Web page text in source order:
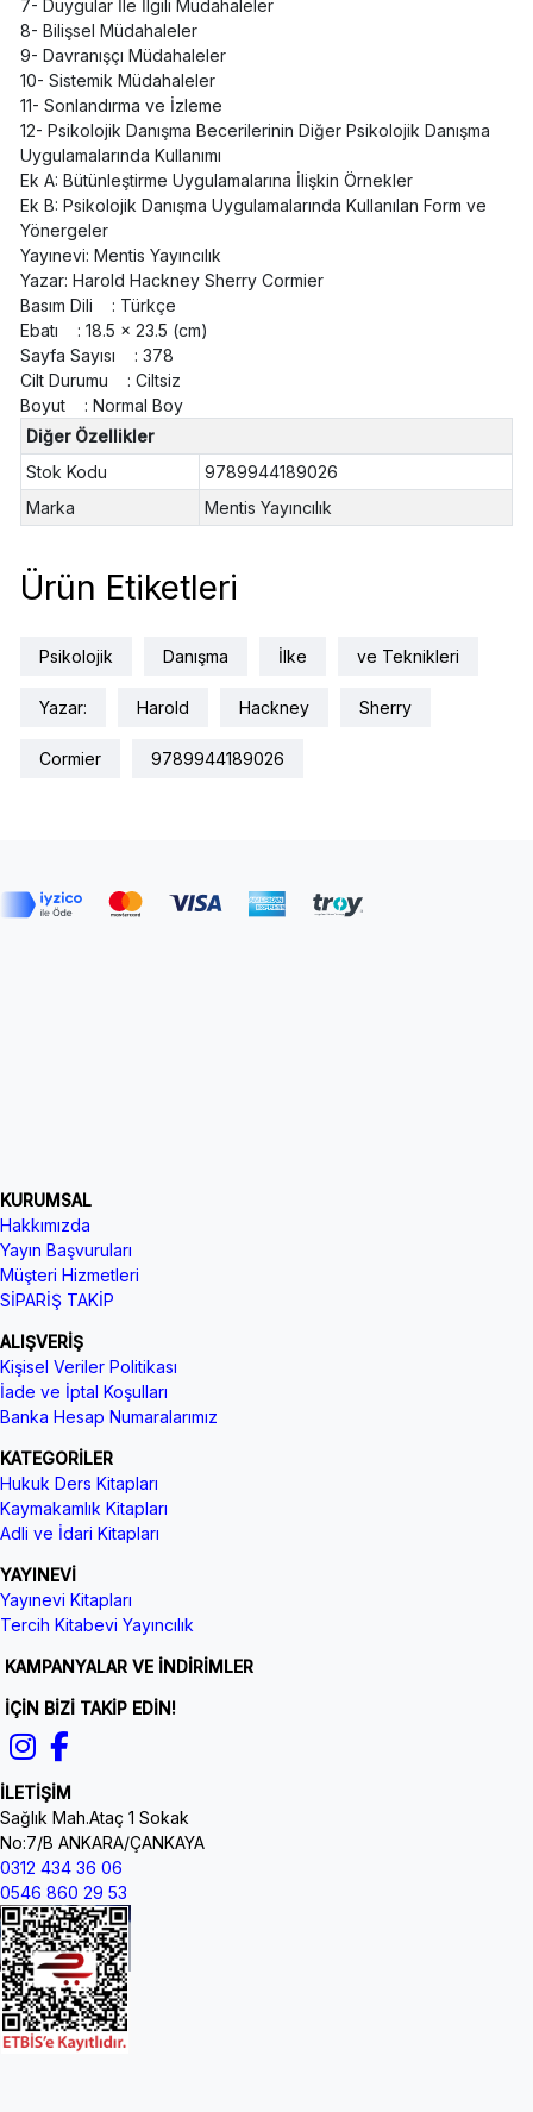
7- Duygular İle İlgili Müdahaleler
8- Bilişsel Müdahaleler
9- Davranışçı Müdahaleler
10- Sistemik Müdahaleler
11- Sonlandırma ve İzleme
12- Psikolojik Danışma Becerilerinin Diğer Psikolojik Danışma
Uygulamalarında Kullanımı
Ek A: Bütünleştirme Uygulamalarına İlişkin Örnekler
Ek B: Psikolojik Danışma Uygulamalarında Kullanılan Form ve
Yönergeler
Yayınevi: Mentis Yayıncılık
Yazar: Harold Hackney Sherry Cormier
Basım Dili : Türkçe
Ebatı : 18.5 x 23.5 (cm)
Sayfa Sayısı : 378
Cilt Durumu : Ciltsiz
Boyut : Normal Boy
Diğer Özellikler
Stok Kodu
9789944189026
Marka
Mentis Yayıncılık
Ürün Etiketleri
Psikolojik Danışma İlke ve Teknikleri
Yazar: Harold Hackney Sherry
Cormier 9789944189026
KURUMSAL
Hakkımızda
Yayın Başvuruları
Müşteri Hizmetleri
SİPARİŞ TAKİP
ALIŞVERİŞ
Kişisel Veriler Politikası
İade ve İptal Koşulları
Banka Hesap Numaralarımız
KATEGORİLER
Hukuk Ders Kitapları
Kaymakamlık Kitapları
Adli ve İdari Kitapları
YAYINEVİ
Yayınevi Kitapları
Tercih Kitabevi Yayıncılık
KAMPANYALAR VE İNDİRİMLER
İÇİN BİZİ TAKİP EDİN!
İLETİŞİM
Sağlık Mah.Ataç 1 Sokak
No:7/B ANKARA/ÇANKAYA
0312 434 36 06
0546 860 29 53